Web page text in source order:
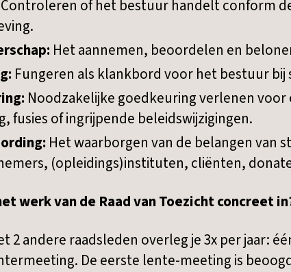
Controleren of het bestuur handelt conform
Het aannemen, beoordelen en
Fungeren als klankbord voor het bestuur
Noodzakelijke goedkeuring verlenen
fusies of ingrijpende beleidswijzigingen.
Het waarborgen van de belangen van
(opleidings)instituten, cliënten,
werk van de Raad van Toezicht concreet
2 andere raadsleden overleg je 3x per jaar:
De eerste lente-meeting is